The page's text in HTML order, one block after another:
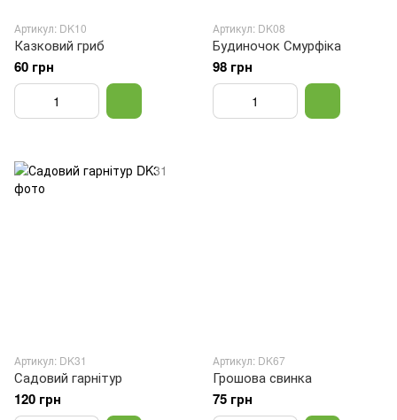
Артикул: DK10
Казковий гриб
60 грн
Артикул: DK08
Будиночок Смурфіка
98 грн
Артикул: DK31
Садовий гарнітур
120 грн
Артикул: DK67
Грошова свинка
75 грн